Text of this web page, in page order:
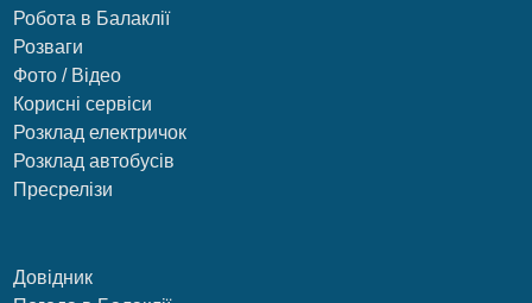
Робота в Балаклії
Розваги
Фото / Відео
Корисні сервіси
Розклад електричок
Розклад автобусів
Пресрелізи
Довідник